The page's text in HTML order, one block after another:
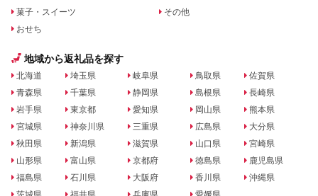
菓子・スイーツ
おせち
その他
地域から返礼品を探す
北海道
青森県
岩手県
宮城県
秋田県
山形県
福島県
埼玉県
千葉県
東京都
神奈川県
新潟県
富山県
石川県
岐阜県
静岡県
愛知県
三重県
滋賀県
京都府
大阪府
鳥取県
島根県
岡山県
広島県
山口県
徳島県
香川県
佐賀県
長崎県
熊本県
大分県
宮崎県
鹿児島県
沖縄県